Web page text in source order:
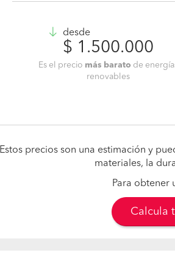
desde
$ 1.500.000
Es el precio más barato de
renovables
Estos precios son una estimación y
materiales, la
Para obtener
Calcula